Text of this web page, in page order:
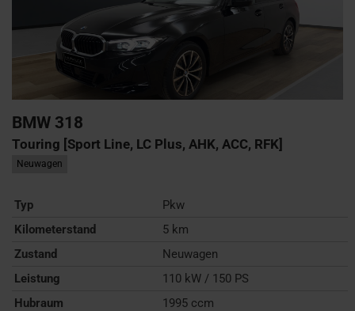
BMW 318
Touring [Sport Line, LC Plus, AHK, ACC, RFK]
Neuwagen
Typ
Pkw
Kilometerstand
5 km
Zustand
Neuwagen
Leistung
110 kW / 150 PS
Hubraum
1995 ccm